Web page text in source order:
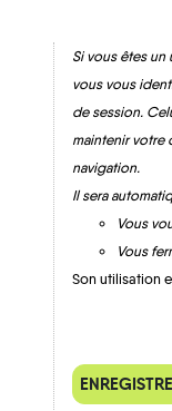
Si vous êtes un
vous vous
de session.
maintenir votre
navigation.
Il sera
Vous
Vous
Son utilisation